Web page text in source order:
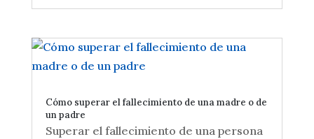
Cómo superar el fallecimiento de una madre o de
un padre
Superar el fallecimiento de una persona